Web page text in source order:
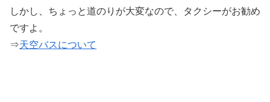
しかし、ちょっと道のりが大変なので、タクシーがお勧め
ですよ。
⇒天空バスについて